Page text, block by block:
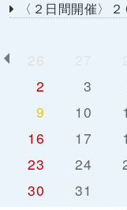
〈２日間開催〉
26
2
3
9
10
16
17
23
24
30
31